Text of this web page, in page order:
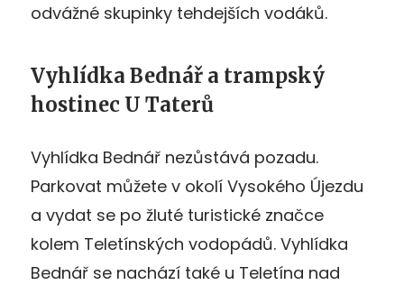
odvážné skupinky tehdejších vodáků.
Vyhlídka Bednář a trampský
hostinec U Taterů
Vyhlídka Bednář nezůstává pozadu.
Parkovat můžete v okolí Vysokého Újezdu
a vydat se po žluté turistické značce
kolem Teletínských vodopádů. Vyhlídka
Bednář se nachází také u Teletína nad